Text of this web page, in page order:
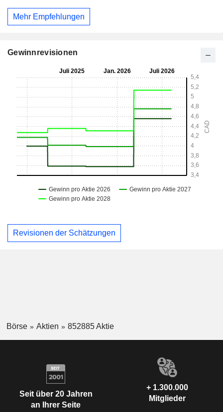
Mehr Empfehlungen
Gewinnrevisionen
Revisionen der Schätzungen
Börse Aktien 852885 Aktie
Seit über 20 Jahren
an Ihrer Seite
+ 1.300.000
Mitglieder